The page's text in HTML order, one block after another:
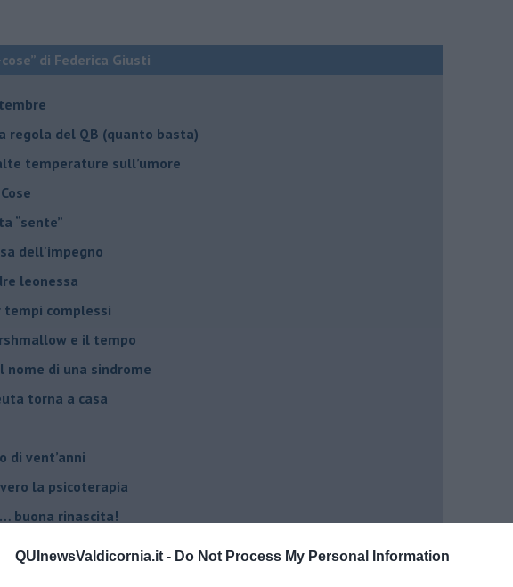
QUInewsValdicornia.it - Do Not Process My Personal Information
di Federica Giusti
regola del QB (quanto basta)
temperature sull’umore
“sente”
dell'impegno
leonessa
tempi complessi
e il tempo
nome di una sindrome
torna a casa
di vent’anni
la psicoterapia
buona rinascita!
i Take That